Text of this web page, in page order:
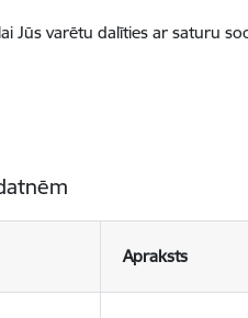
Jūs varētu dalīties ar saturu
Apraksts